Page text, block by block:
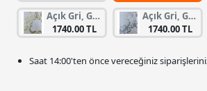
Açık Gri, Gold, Gri
1740.00 TL
Açık Gri, Gri, Koyu Gri
1740.00 TL
Saat 14:00'ten önce vereceğiniz